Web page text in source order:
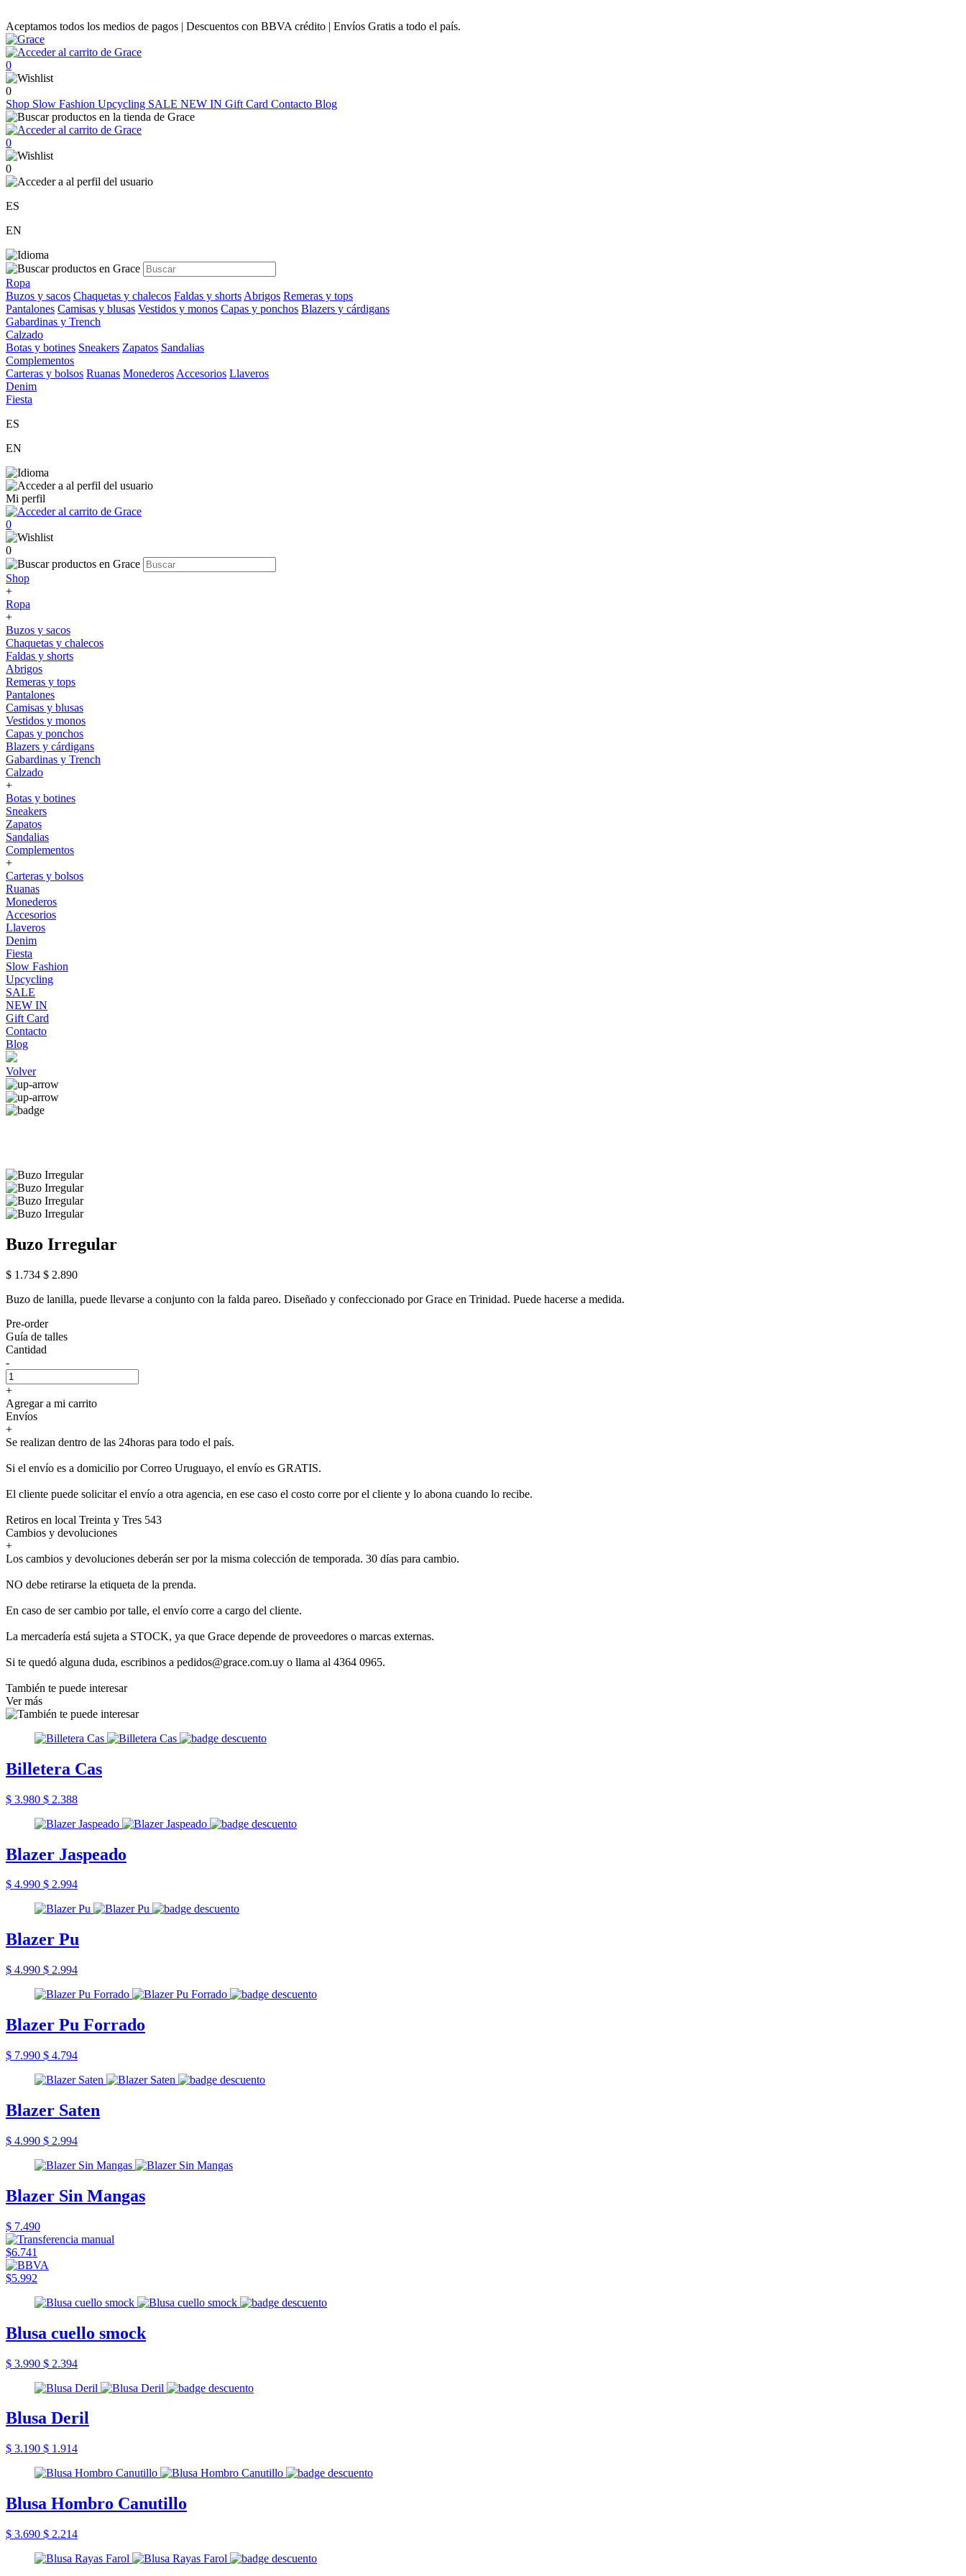
Aceptamos todos los medios de pagos | Descuentos con BBVA crédito | Envíos Gratis a todo el país.
0
0
Shop Slow Fashion Upcycling SALE NEW IN Gift Card Contacto Blog
0
0
ES
EN
Ropa
Buzos y sacos Chaquetas y chalecos Faldas y shorts Abrigos Remeras y tops
Pantalones Camisas y blusas Vestidos y monos Capas y ponchos Blazers y cárdigans
Gabardinas y Trench
Calzado
Botas y botines Sneakers Zapatos Sandalias
Complementos
Carteras y bolsos Ruanas Monederos Accesorios Llaveros
Denim
Fiesta
ES
EN
Mi perfil
0
0
Shop
+
Ropa
+
Buzos y sacos
Chaquetas y chalecos
Faldas y shorts
Abrigos
Remeras y tops
Pantalones
Camisas y blusas
Vestidos y monos
Capas y ponchos
Blazers y cárdigans
Gabardinas y Trench
Calzado
+
Botas y botines
Sneakers
Zapatos
Sandalias
Complementos
+
Carteras y bolsos
Ruanas
Monederos
Accesorios
Llaveros
Denim
Fiesta
Slow Fashion
Upcycling
SALE
NEW IN
Gift Card
Contacto
Blog
Volver
Buzo Irregular
$ 1.734 $ 2.890
Buzo de lanilla, puede llevarse a conjunto con la falda pareo. Diseñado y confeccionado por Grace en Trinidad. Puede hacerse a medida.
Pre-order
Guía de talles
Cantidad
-
+
Agregar a mi carrito
Envíos
+
Se realizan dentro de las 24horas para todo el país.
Si el envío es a domicilio por Correo Uruguayo, el envío es GRATIS.
El cliente puede solicitar el envío a otra agencia, en ese caso el costo corre por el cliente y lo abona cuando lo recibe.
Retiros en local Treinta y Tres 543
Cambios y devoluciones
+
Los cambios y devoluciones deberán ser por la misma colección de temporada. 30 días para cambio.
NO debe retirarse la etiqueta de la prenda.
En caso de ser cambio por talle, el envío corre a cargo del cliente.
La mercadería está sujeta a STOCK, ya que Grace depende de proveedores o marcas externas.
Si te quedó alguna duda, escribinos a pedidos@grace.com.uy o llama al 4364 0965.
También te puede interesar
Ver más
Billetera Cas
$ 3.980 $ 2.388
Blazer Jaspeado
$ 4.990 $ 2.994
Blazer Pu
$ 4.990 $ 2.994
Blazer Pu Forrado
$ 7.990 $ 4.794
Blazer Saten
$ 4.990 $ 2.994
Blazer Sin Mangas
$ 7.490
$6.741
$5.992
Blusa cuello smock
$ 3.990 $ 2.394
Blusa Deril
$ 3.190 $ 1.914
Blusa Hombro Canutillo
$ 3.690 $ 2.214